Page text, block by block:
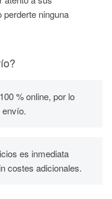
ninguna
% online, por lo
es inmediata
costes adicionales.